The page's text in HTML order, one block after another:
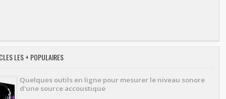
LES + POPULAIRES
Quelques outils en ligne pour mesurer le niveau sonore
d'une source accoustique